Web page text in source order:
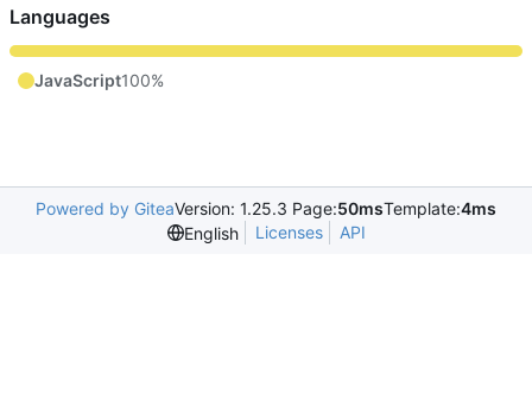
Languages
JavaScript100%
Powered by GiteaVersion: 1.25.3 Page:50msTemplate:4ms
English
Licenses API